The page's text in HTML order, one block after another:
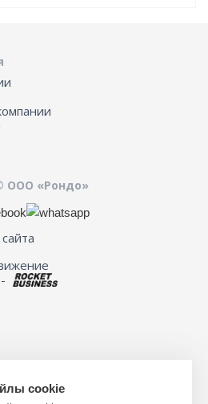
ООО «Рондо»
публичной офертой.
о наличии и стоимости
cookie